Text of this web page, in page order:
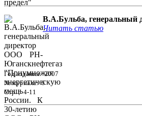
В.А.Бульба,
Читать статью
Год издания: 2007
№ журнала: 6
Стр. : 4-11